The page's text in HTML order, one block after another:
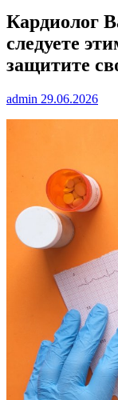
Кардиолог
следуете
защитите
admin 29.06.2026